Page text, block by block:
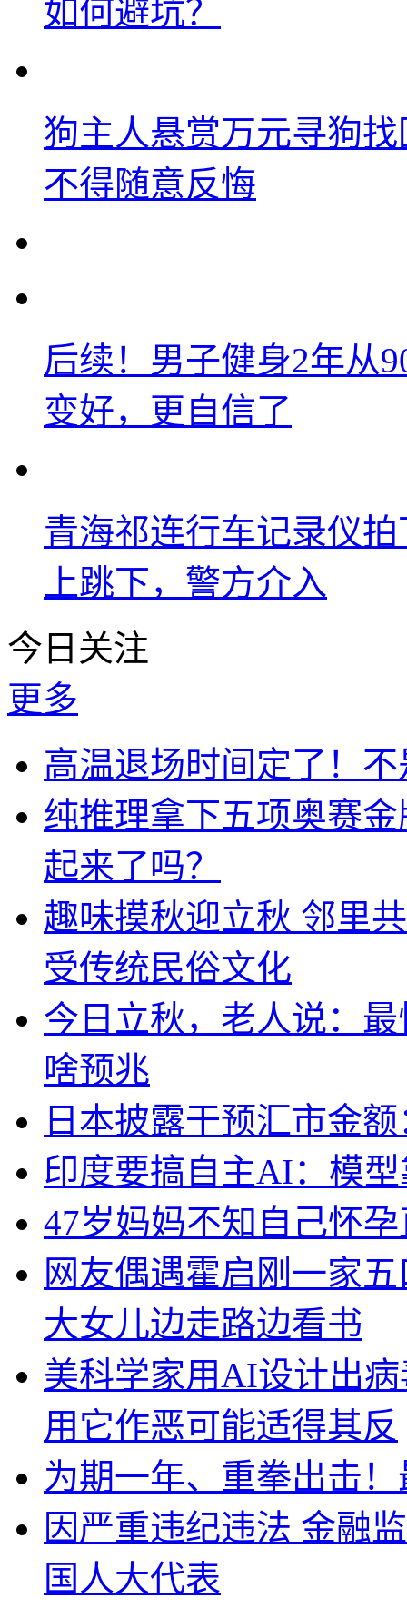
如何避坑？
狗主人悬赏万元寻狗
不得随意反悔
后续！男子健身2年从
变好，更自信了
青海祁连行车记录仪
上跳下，警方介入
今日关注
更多
高温退场时间定了！
纯推理拿下五项奥赛
起来了吗？
趣味摸秋迎立秋 邻里
受传统民俗文化
今日立秋，老人说：
啥预兆
日本披露干预汇市金
印度要搞自主AI：模
47岁妈妈不知自己怀
网友偶遇霍启刚一家
大女儿边走路边看书
美科学家用AI设计出
用它作恶可能适得其反
为期一年、重拳出击
因严重违纪违法 金融
国人大代表